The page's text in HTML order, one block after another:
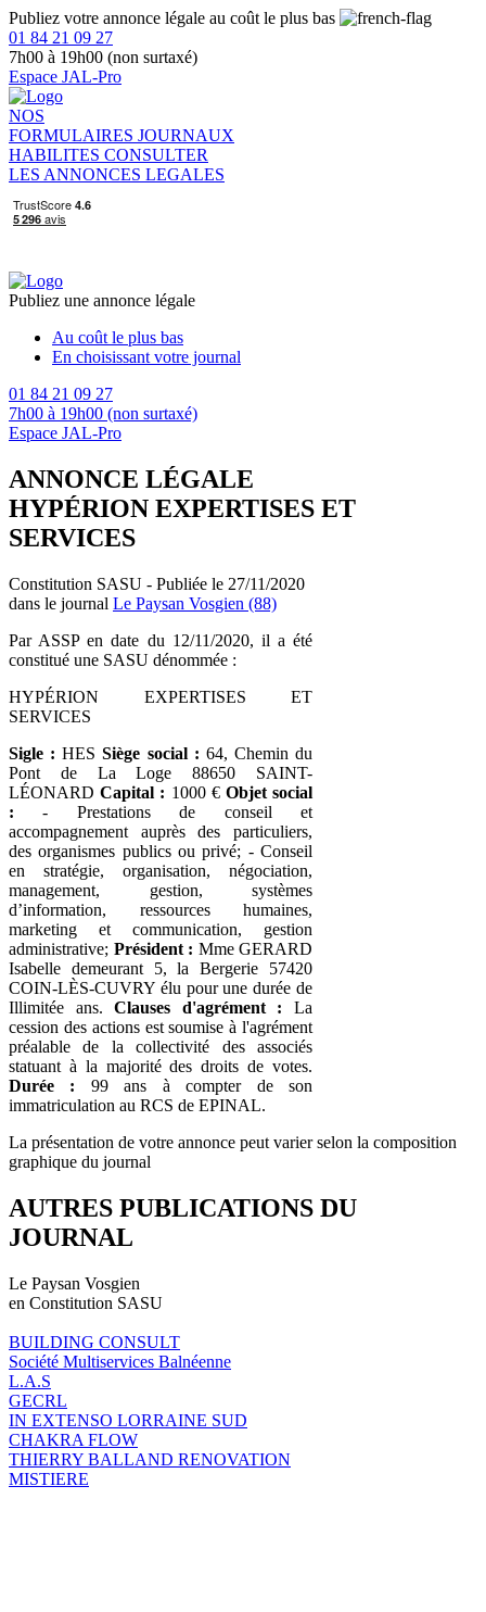
Publiez votre annonce légale au coût le plus bas
01 84 21 09 27
7h00 à 19h00 (non surtaxé)
Espace JAL-Pro
NOS
FORMULAIRES JOURNAUX
HABILITES CONSULTER
LES ANNONCES LEGALES
Publiez une annonce légale
Au coût le plus bas
En choisissant votre journal
01 84 21 09 27
7h00 à 19h00 (non surtaxé)
Espace JAL-Pro
ANNONCE LÉGALE
HYPÉRION EXPERTISES ET
SERVICES
Constitution SASU - Publiée le 27/11/2020
dans le journal Le Paysan Vosgien (88)
Par ASSP en date du 12/11/2020, il a été
constitué une SASU dénommée :
HYPÉRION EXPERTISES ET
SERVICES
Sigle : HESSiège social : 64, Chemin du
Pont de La Loge 88650 SAINT-
LÉONARDCapital : 1000 € Objet social
: - Prestations de conseil et
accompagnement auprès des particuliers,
des organismes publics ou privé; - Conseil
en stratégie, organisation, négociation,
management, gestion, systèmes
d’information, ressources humaines,
marketing et communication, gestion
administrative; Président : Mme GERARD
Isabelle demeurant 5, la Bergerie 57420
COIN-LÈS-CUVRY élu pour une durée de
Illimitée ans.Clauses d'agrément : La
cession des actions est soumise à l'agrément
préalable de la collectivité des associés
statuant à la majorité des droits de votes.
Durée : 99 ans à compter de son
immatriculation au RCS de EPINAL.
La présentation de votre annonce peut varier selon la composition
graphique du journal
AUTRES PUBLICATIONS DU
JOURNAL
Le Paysan Vosgien
en Constitution SASU
BUILDING CONSULT
Société Multiservices Balnéenne
L.A.S
GECRL
IN EXTENSO LORRAINE SUD
CHAKRA FLOW
THIERRY BALLAND RENOVATION
MISTIERE